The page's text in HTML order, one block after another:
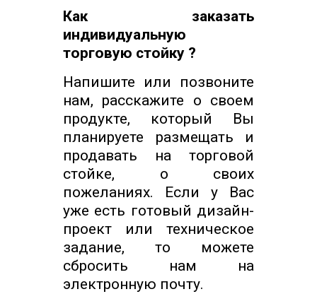
Как заказать
индивидуальную
торговую стойку ?
Напишите или позвоните
нам, расскажите о своем
продукте, который Вы
планируете размещать и
продавать на торговой
стойке, о своих
пожеланиях. Если у Вас
уже есть готовый дизайн-
проект или техническое
задание, то можете
сбросить нам на
электронную почту.